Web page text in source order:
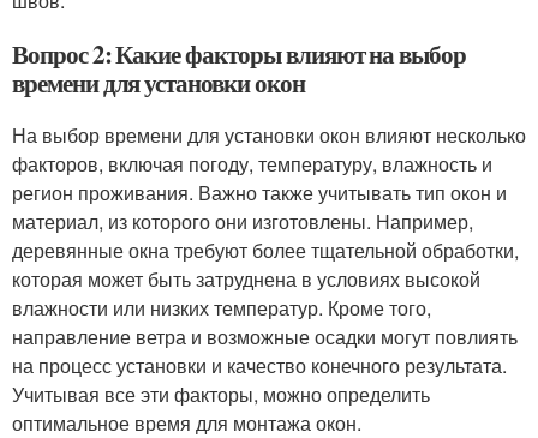
Вопрос 2: Какие факторы влияют на выбор
времени для установки окон
На выбор времени для установки окон влияют несколько
факторов, включая погоду, температуру, влажность и
регион проживания. Важно также учитывать тип окон и
материал, из которого они изготовлены. Например,
деревянные окна требуют более тщательной обработки,
которая может быть затруднена в условиях высокой
влажности или низких температур. Кроме того,
направление ветра и возможные осадки могут повлиять
на процесс установки и качество конечного результата.
Учитывая все эти факторы, можно определить
оптимальное время для монтажа окон.